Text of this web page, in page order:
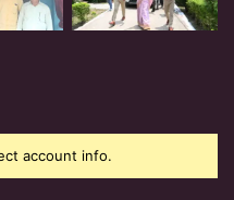
account info.